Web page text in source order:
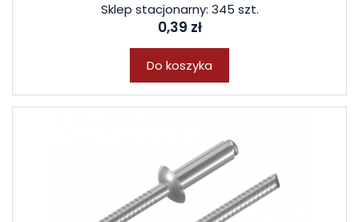
Sklep stacjonarny: 345 szt.
0,39 zł
Do koszyka